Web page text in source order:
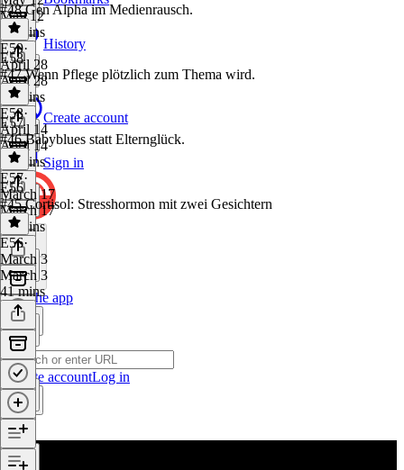
History
Create account
Sign in
Get the app
Create accountLog in
May 12
42 mins
#48 Gen Alpha im Medienrausch.
E59·
April 28
April 28
41 mins
E58
#47 Wenn Pflege plötzlich zum Thema wird.
E58·
April 14
April 14
42 mins
E57
#46 Babyblues statt Elternglück.
E57·
March 17
March 17
42 mins
E56
#45 Cortisol: Stresshormon mit zwei Gesichtern
E56·
March 3
March 3
41 mins